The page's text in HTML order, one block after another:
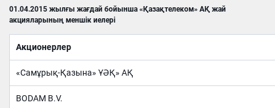
01.04.2015 жылғы жағдай бойынша «Қазақтелеком» АҚ жай
акцияларының меншік иелері
Акционерлер
«Самұрық-Қазына» ҰӘҚ» АҚ
BODAM B.V.